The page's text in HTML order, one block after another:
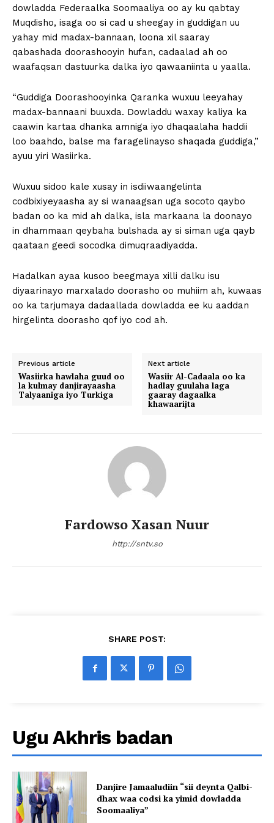
dowladda Federaalka Soomaaliya oo ay ku qabtay
Muqdisho, isaga oo si cad u sheegay in guddigan uu
yahay mid madax-bannaan, loona xil saaray
qabashada doorashooyin hufan, cadaalad ah oo
waafaqsan dastuurka dalka iyo qawaaniinta u yaalla.
“Guddiga Doorashooyinka Qaranka wuxuu leeyahay
madax-bannaani buuxda. Dowladdu waxay kaliya ka
caawin kartaa dhanka amniga iyo dhaqaalaha haddii
loo baahdo, balse ma faragelinayso shaqada guddiga,”
ayuu yiri Wasiirka.
Wuxuu sidoo kale xusay in isdiiwaangelinta
codbixiyeyaasha ay si wanaagsan uga socoto qaybo
badan oo ka mid ah dalka, isla markaana la doonayo
in dhammaan qeybaha bulshada ay si siman uga qayb
qaataan geedi socodka dimuqraadiyadda.
Hadalkan ayaa kusoo beegmaya xilli dalku isu
diyaarinayo marxalado doorasho oo muhiim ah, kuwaas
oo ka tarjumaya dadaallada dowladda ee ku aaddan
hirgelinta doorasho qof iyo cod ah.
Previous article
Wasiirka hawlaha guud oo
la kulmay danjirayaasha
Talyaaniga iyo Turkiga
Next article
Wasiir Al-Cadaala oo ka
hadlay guulaha laga
gaaray dagaalka
khawaarijta
Fardowso Xasan Nuur
http://sntv.so
SHARE POST:
Ugu Akhris badan
Danjire Jamaaludiin “sii deynta Qalbi-
dhax waa codsi ka yimid dowladda
Soomaaliya”